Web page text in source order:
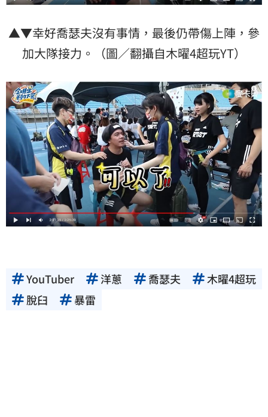
▲▼幸好喬瑟夫沒有事情，最後仍帶傷上陣，參
加大隊接力。（圖／翻攝自木曜4超玩YT）
YouTuber 洋蔥 喬瑟夫
木曜4超玩
脫臼
暴雷